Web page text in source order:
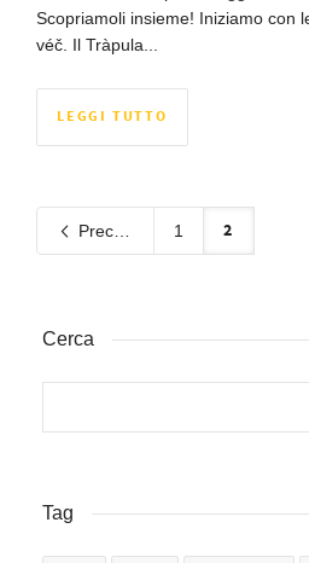
Scopriamoli insieme! Iniziamo con
véč. Il Tràpula...
LEGGI TUTTO
Precedente 1 2
Cerca
Tag